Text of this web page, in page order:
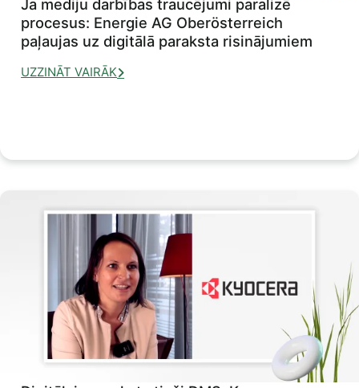
Ja mediju darbības traucējumi paralizē
procesus: Energie AG Oberösterreich
paļaujas uz digitālā paraksta risinājumiem
UZZINĀT VAIRĀK